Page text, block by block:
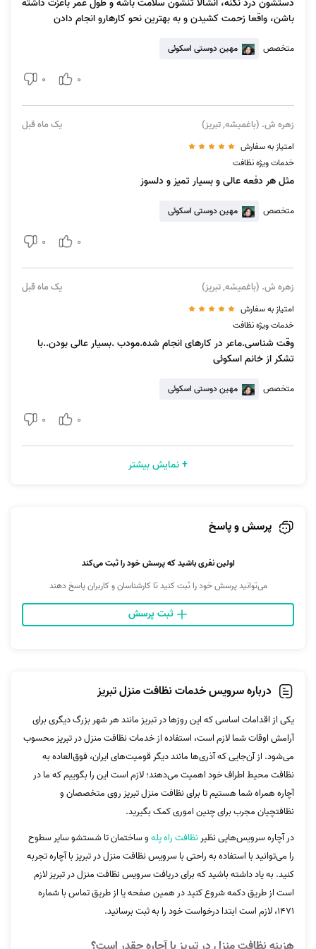
باشن، واقعا زحمت کشیدن و به بهترین نحو کارهارو انجام دادن
متخصص مهین دوستی اسکوئی
0
0
زهره ش. (باغمیشه, تبریز) یک ماه قبل
امتیاز به سفارش
خدمات ویژه نظافت
مثل هر دفعه عالی و بسیار تمیز و دلسوز
متخصص مهین دوستی اسکوئی
0
0
زهره ش. (باغمیشه, تبریز) یک ماه قبل
امتیاز به سفارش
خدمات ویژه نظافت
وقت شناسی.ماعر در کارهای انجام شده.مودب .بسیار عالی بودن..با
تشکر از خانم اسکوئی
متخصص مهین دوستی اسکوئی
0
0
+ نمایش بیشتر
پرسش و پاسخ
اولین نفری باشید که پرسش خود را ثبت می‌کند
می‌توانید پرسش خود را ثبت کنید تا کارشناسان و کاربران پاسخ دهند
درباره سرویس خدمات نظافت منزل تبریز
یکی از اقدامات اساسی که این روزها در تبریز مانند هر شهر بزرگ دیگری برای
آرامش اوقات شما لازم است، استفاده از خدمات نظافت منزل در تبریز محسوب
می‌شود. از آن‌جایی که آذری‌ها مانند دیگر قومیت‌های ایران، فوق‌العاده به
نظافت محیط اطراف خود اهمیت می‌دهند؛ لازم است این را بگوییم که ما در
آچاره همراه شما هستیم تا برای نظافت منزل تبریز روی متخصصان و
نظافتچیان مجرب برای چنین اموری کمک بگیرید.
در آچاره سرویس‌هایی نظیرنظافت راه پلهو ساختمان تا شستشو سایر سطوح
را می‌توانید با استفاده به راحتی با سرویس نظافت منزل در تبریز با آچاره تجربه
کنید. به یاد داشته باشید که برای دریافت سرویس نظافت منزل در تبریز لازم
است از طریق دکمه شروع کنید در همین صفحه یا از طریق تماس با شماره
1471، لازم است ابتدا درخواست خود را به ثبت برسانید.